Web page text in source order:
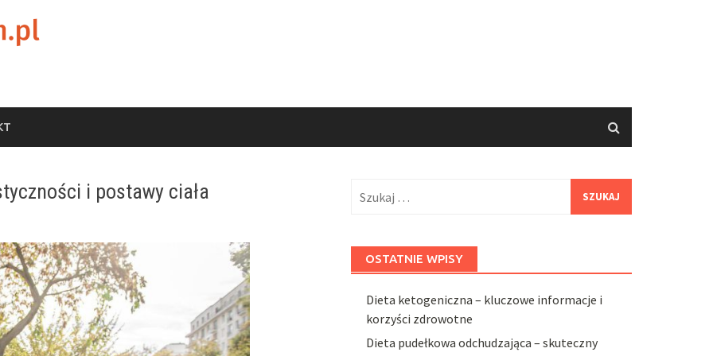
i postawy ciała
OSTATNIE WPISY
Dieta ketogeniczna – kluczowe informacje i
korzyści zdrowotne
Dieta pudełkowa odchudzająca – skuteczny